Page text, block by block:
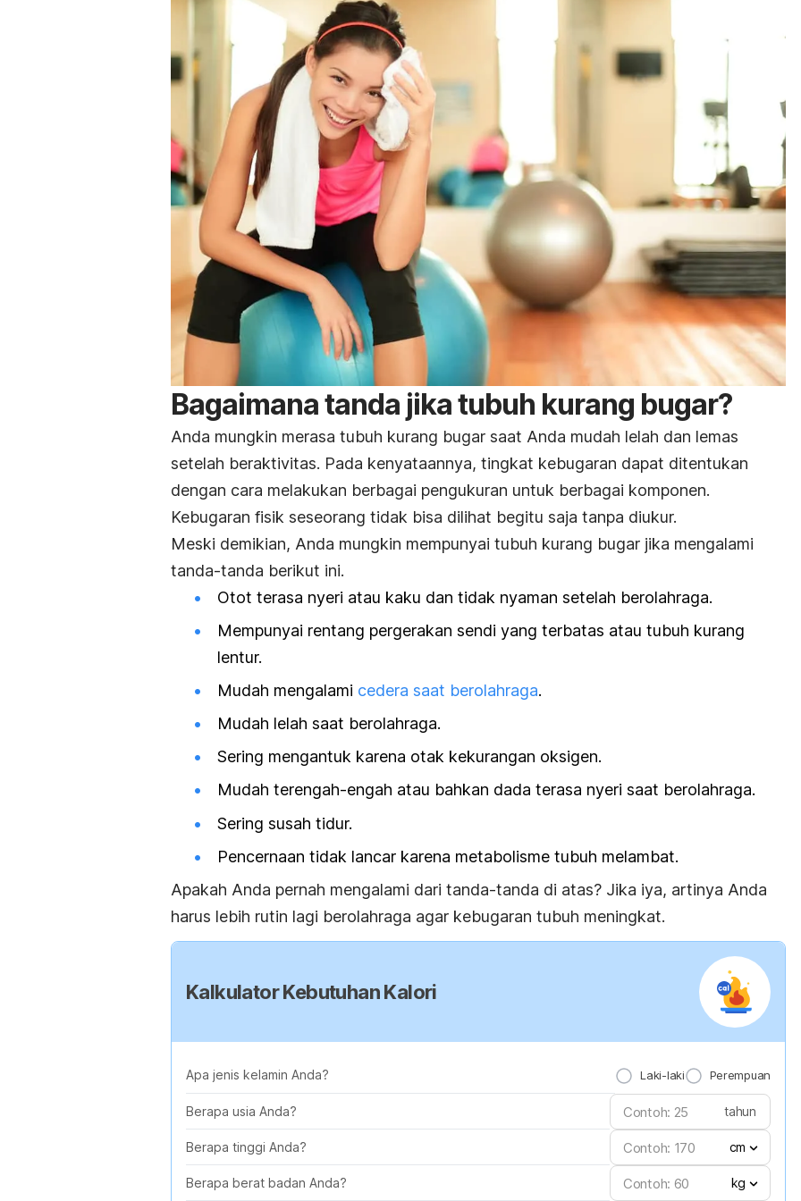
Bagaimana tanda jika tubuh kurang bugar?
Anda mungkin merasa tubuh kurang bugar saat Anda mudah lelah dan lemas
setelah beraktivitas. Pada kenyataannya, tingkat kebugaran dapat ditentukan
dengan cara melakukan berbagai pengukuran untuk berbagai komponen.
Kebugaran fisik seseorang tidak bisa dilihat begitu saja tanpa diukur.
Meski demikian, Anda mungkin mempunyai tubuh kurang bugar jika mengalami
tanda-tanda berikut ini.
Otot terasa nyeri atau kaku dan tidak nyaman setelah berolahraga.
Mempunyai rentang pergerakan sendi yang terbatas atau tubuh kurang
lentur.
Mudah mengalami cedera saat berolahraga.
Mudah lelah saat berolahraga.
Sering mengantuk karena otak kekurangan oksigen.
Mudah terengah-engah atau bahkan dada terasa nyeri saat berolahraga.
Sering susah tidur.
Pencernaan tidak lancar karena metabolisme tubuh melambat.
Apakah Anda pernah mengalami dari tanda-tanda di atas? Jika iya, artinya Anda
harus lebih rutin lagi berolahraga agar kebugaran tubuh meningkat.
Kalkulator Kebutuhan Kalori
Apa jenis kelamin Anda? Laki-laki Perempuan
Berapa usia Anda? tahun
Berapa tinggi Anda? cm
Berapa berat badan Anda? kg